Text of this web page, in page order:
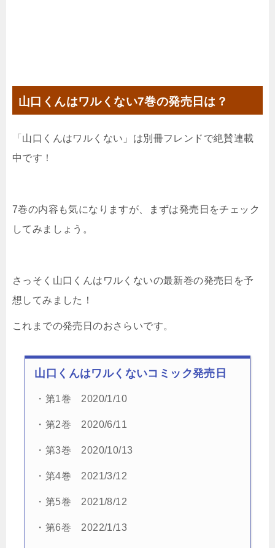
山口くんはワルくない7巻の発売日は？
「 山口くんはワルくない 」は別冊フレンドで絶賛連載
中です！
7巻の内容も気になりますが、まずは発売日をチェック
してみましょう。
さっそく 山口くんはワルくないの最新巻の発売日を予
想してみました！
これまでの発売日のおさらいです。
山口くんはワルくないコミック発売日
・第1巻 2020/1/10
・第2巻 2020/6/11
・第3巻 2020/10/13
・第4巻 2021/3/12
・第5巻 2021/8/12
・第6巻 2022/1/13